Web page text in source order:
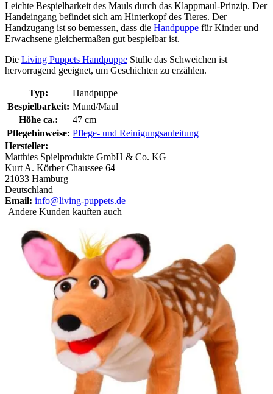
Leichte Bespielbarkeit des Mauls durch das Klappmaul-Prinzip. Der
Handeingang befindet sich am Hinterkopf des Tieres. Der
Handzugang ist so bemessen, dass die Handpuppe für Kinder und
Erwachsene gleichermaßen gut bespielbar ist.
Die Living Puppets Handpuppe Stulle das Schweichen ist
hervorragend geeignet, um Geschichten zu erzählen.
Typ:
Handpuppe
Bespielbarkeit: Mund/Maul
Höhe ca.:
47 cm
Pflegehinweise: Pflege- und Reinigungsanleitung
Hersteller:
Matthies Spielprodukte GmbH & Co. KG
Kurt A. Körber Chaussee 64
21033 Hamburg
Deutschland
Email: info@living-puppets.de
Andere Kunden kauften auch